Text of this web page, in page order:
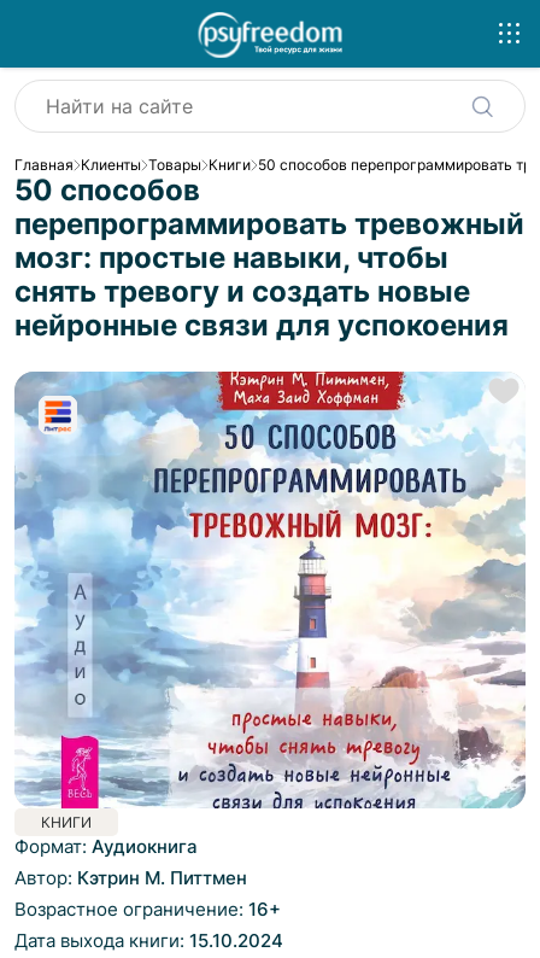
Главная Клиенты Товары Книги 50 способов перепрограммировать
50 способов
перепрограммировать тревожный
мозг: простые навыки, чтобы
снять тревогу и создать новые
нейронные связи для успокоения
КНИГИ
Формат: Аудиокнига
Автор: Кэтрин М. Питтмен
Возрастное ограничение: 16+
Дата выхода книги: 15.10.2024